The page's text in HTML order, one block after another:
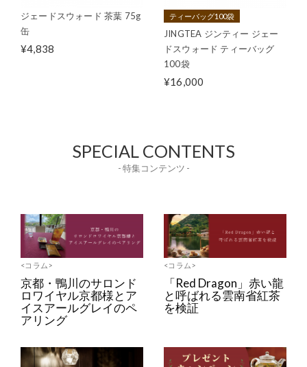
ジェードスウォード 茶葉 75g
缶
¥4,838
ティーバッグ100袋
JINGTEA ジンティー ジェー
ドスウォード ティーバッグ
100袋
¥16,000
SPECIAL CONTENTS
- 特集コンテンツ -
<コラム>
京都・鴨川のサロンド
ロワイヤル京都様とア
イスアールグレイのペ
アリング
<コラム>
「Red Dragon」赤い龍
と呼ばれる雲南省紅茶
を検証